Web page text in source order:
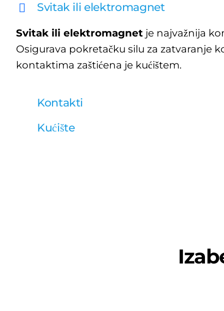
Svitak ili elektromagnet
Svitak ili elektromagnetje najvažnija
Osigurava pokretačku silu za zatvaranje
kontaktima zaštićena je kućištem.
Kontakti
Kućište